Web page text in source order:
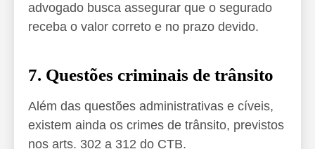
advogado busca assegurar que o segurado
receba o valor correto e no prazo devido.
7. Questões criminais de trânsito
Além das questões administrativas e cíveis,
existem ainda os crimes de trânsito, previstos
nos arts. 302 a 312 do CTB.